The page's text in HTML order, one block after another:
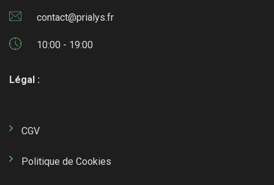
contact@prialys.fr
10:00 - 19:00
Légal :
CGV
Politique de Cookies